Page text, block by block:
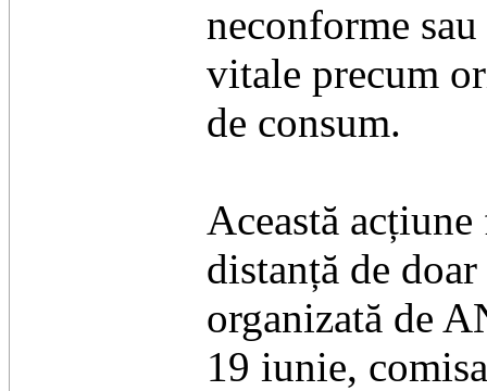
neconforme
vitale precum
de consum.
​Această
distanță de
organizată de
19 iunie,